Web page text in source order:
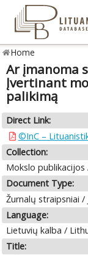
Home
Ar įmanoma
Įvertinant
palikimą
Direct Link:
©InC –
Collection:
Mokslo
Document Type:
Žurnalų straipsniai /
Language:
Lietuvių kalba /
Title: